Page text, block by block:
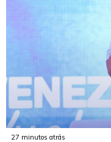
27 minutos atrás